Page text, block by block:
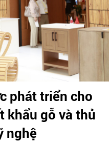
phát triển cho
khẩu gỗ và thủ
nghệ